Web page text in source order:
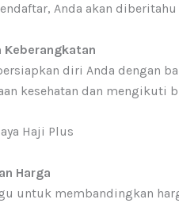
Anda akan
Keberangkatan
diri Anda dengan
kesehatan dan mengikuti
Haji Plus
Harga
untuk membandingkan